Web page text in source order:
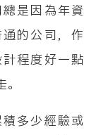
是因為年資
的公司，作
程度好一點
多少經驗或